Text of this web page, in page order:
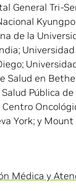
General Tri-
de la
Salud en
Pública
York; y
Médica y